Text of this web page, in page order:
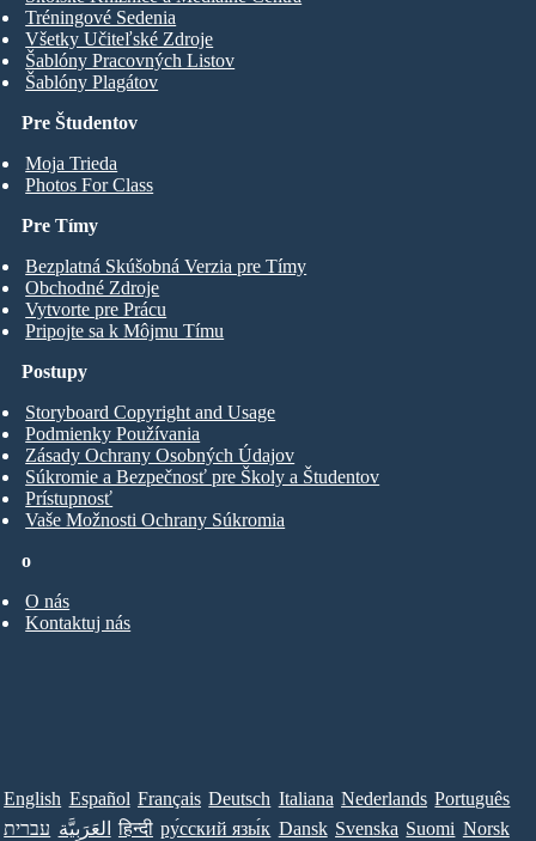
Pre Študentov
Moja Trieda
Photos For Class
Tréningové Sedenia
Všetky Učiteľské Zdroje
Šablóny Pracovných Listov
Šablóny Plagátov
Pre Tímy
Bezplatná Skúšobná Verzia pre Tímy
Obchodné Zdroje
Vytvorte pre Prácu
Pripojte sa k Môjmu Tímu
o
O nás
Kontaktuj nás
Postupy
Storyboard Copyright and Usage
Podmienky Používania
Zásady Ochrany Osobných Údajov
Súkromie a Bezpečnosť pre Školy a Študentov
Prístupnosť
Vaše Možnosti Ochrany Súkromia
English Español Français Deutsch Italiana Nederlands Português
עברית العَرَبِيَّة हिन्दी ру́сский язы́к Dansk Svenska Suomi Norsk